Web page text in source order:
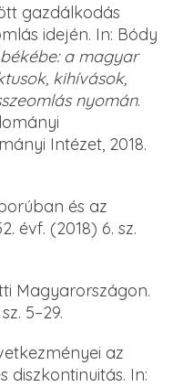
gazdálkodás
idején. In: Bódy
a magyar
kihívások,
nyomán.
Intézet, 2018.
és az
évf. (2018) 6. sz.
Magyarországon.
5–29.
az
diszkontinuitás. In: